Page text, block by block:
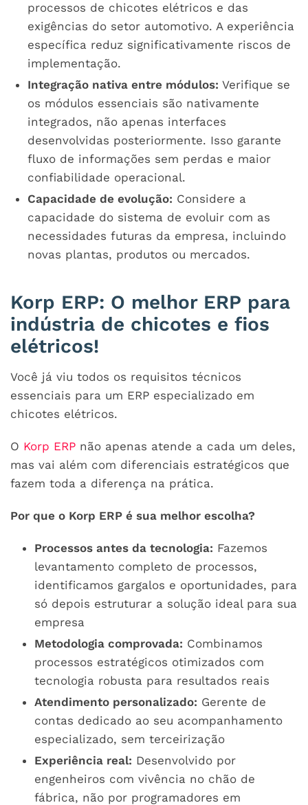
processos de chicotes elétricos e das
exigências do setor automotivo. A experiência
específica reduz significativamente riscos de
implementação.
Integração nativa entre módulos: Verifique se
os módulos essenciais são nativamente
integrados, não apenas interfaces
desenvolvidas posteriormente. Isso garante
fluxo de informações sem perdas e maior
confiabilidade operacional.
Capacidade de evolução: Considere a
capacidade do sistema de evoluir com as
necessidades futuras da empresa, incluindo
novas plantas, produtos ou mercados.
Korp ERP: O melhor ERP para
indústria de chicotes e fios
elétricos!
Você já viu todos os requisitos técnicos
essenciais para um ERP especializado em
chicotes elétricos.
O Korp ERP não apenas atende a cada um deles,
mas vai além com diferenciais estratégicos que
fazem toda a diferença na prática.
Por que o Korp ERP é sua melhor escolha?
Processos antes da tecnologia: Fazemos
levantamento completo de processos,
identificamos gargalos e oportunidades, para
só depois estruturar a solução ideal para sua
empresa
Metodologia comprovada: Combinamos
processos estratégicos otimizados com
tecnologia robusta para resultados reais
Atendimento personalizado: Gerente de
contas dedicado ao seu acompanhamento
especializado, sem terceirização
Experiência real: Desenvolvido por
engenheiros com vivência no chão de
fábrica, não por programadores em